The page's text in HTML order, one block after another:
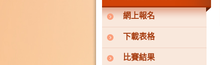
網上報名
下載表格
比賽結果